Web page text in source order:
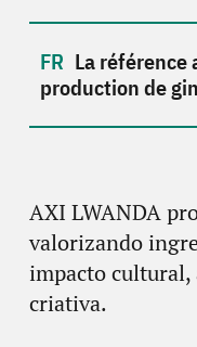
La référence
production de
AXI LWANDA
valorizando
impacto
criativa.